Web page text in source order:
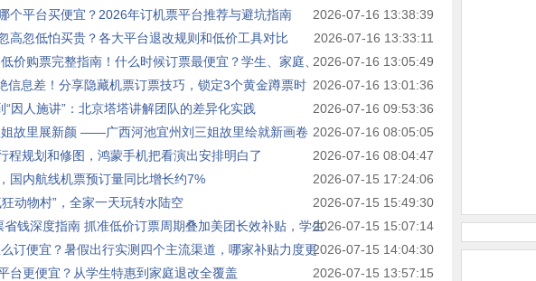
个平台买便宜？2026年订机票平台推荐与避坑指南
2026-07-16 13:38:39
高忽低怕买贵？各大平台退改规则和低价工具对比
2026-07-16 13:33:11
价购票完整指南！什么时候订票最便宜？学生、家庭、2026-07-16 13:05:49
信息差！分享隐藏机票订票技巧，锁定3个黄金蹲票时
惠直省数百元
2026-07-16 13:01:36
“因人施讲”：北京塔塔讲解团队的差异化实践
2026-07-16 09:53:36
故里展新颜 ——广西河池宜州刘三姐故里绘就新画卷 2026-07-16 08:05:05
程规划和修图，鸿蒙手机把看演出安排明白了
2026-07-16 08:04:47
国内航线机票预订量同比增长约7%
2026-07-15 17:24:06
动物村”，全家一天玩转水陆空
2026-07-15 15:49:30
钱深度指南 抓准低价订票周期叠加美团长效补贴，学生
方案
2026-07-15 15:07:14
订便宜？暑假出行实测四个主流渠道，哪家补贴力度更2026-07-15 14:04:30
台更便宜？从学生特惠到家庭退改全覆盖
2026-07-15 13:57:15